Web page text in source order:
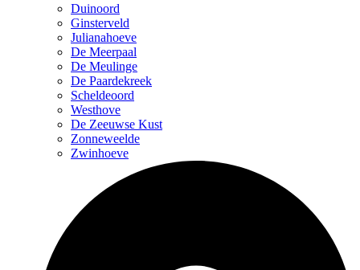
Duinoord
Ginsterveld
Julianahoeve
De Meerpaal
De Meulinge
De Paardekreek
Scheldeoord
Westhove
De Zeeuwse Kust
Zonneweelde
Zwinhoeve